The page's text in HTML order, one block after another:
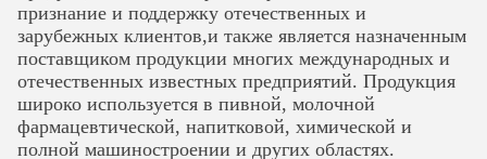
признание и поддержку отечественных и
зарубежных клиентов,и также является назначенным
поставщиком продукции многих международных и
отечественных известных предприятий. Продукция
широко используется в пивной, молочной
фармацевтической, напитковой, химической и
полной машиностроении и других областях.